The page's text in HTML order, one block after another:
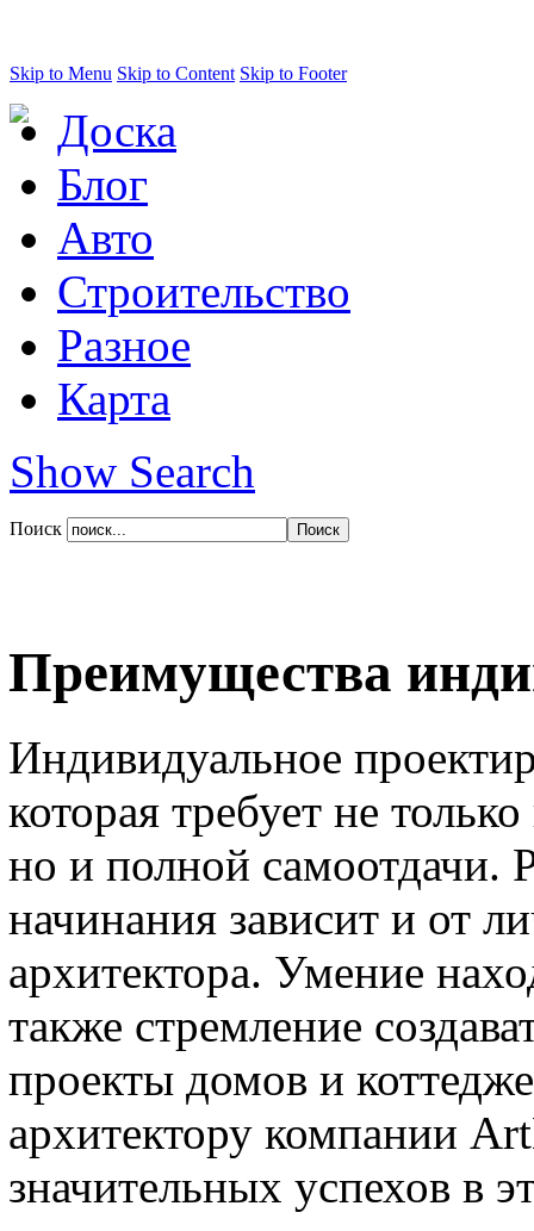
Skip to Menu Skip to Content Skip to Footer
Доска
Блог
Авто
Строительство
Разное
Карта
Show Search
Поиск
Преимущества
Индивидуальное
которая требует не
но и полной самоотдачи.
начинания зависит и от
архитектора. Умение
также стремление
проекты домов и
архитектору компании
значительных успехов в